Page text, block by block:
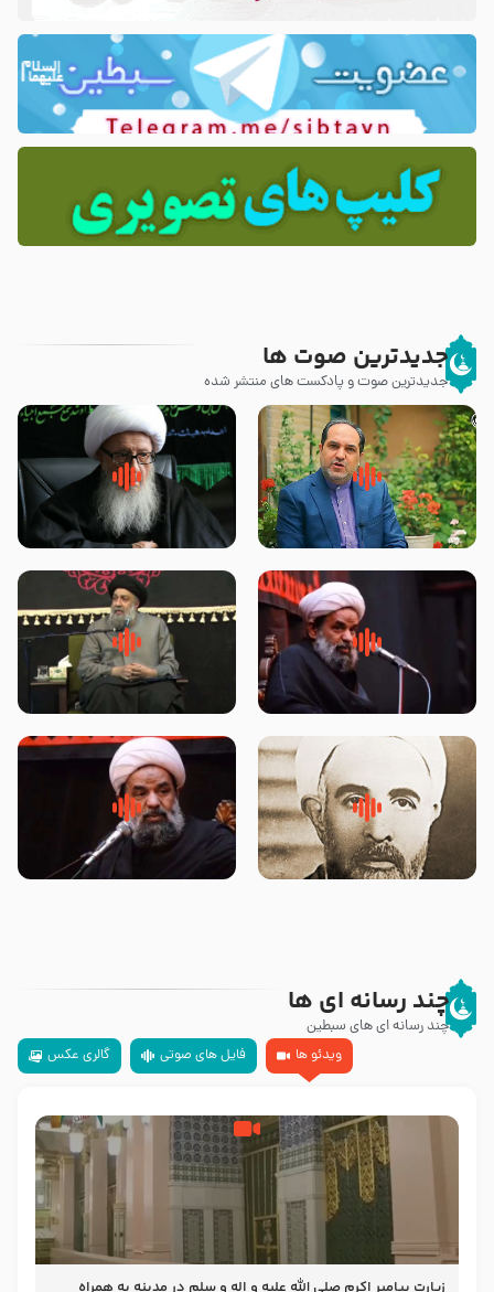
جدیدترین صوت ها
جدیدترین صوت و پادکست های منتشر شده
پیامبر صلی الله علیه وآله و سلم
فرمودند وای بر بچه های آخر
زوّار اربعین امام حسین (علیه
السلام) با این اشتیاق به زیارت
روضه جانسوز پاره های جگر امام
حسن مجتبی علیه السلام-حجت
لقب حضرت رقیه سلام الله علیها به
چه معناست – حجت الاسلام علوی
روضه‌ی مجلس یزید ملعون و
اسارت اهل‌بیت علیهم‌السلام –
سلام جوانی که امام حسین علیه
السلام خودش جوابش را دادند
چند رسانه ای ها
چند رسانه ای های سبطین
ویدئو ها
فایل های صوتی گالری عکس
زیارت پیامبر اکرم صلی الله علیه و اله و سلم در مدینه به همراه